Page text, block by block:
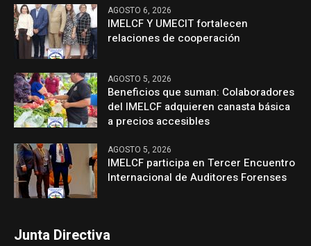
AGOSTO 6, 2026
IMELCF Y UMECIT fortalecen
relaciones de cooperación
AGOSTO 5, 2026
Beneficios que suman: Colaboradores
del IMELCF adquieren canasta básica
a precios accesibles
AGOSTO 5, 2026
IMELCF participa en Tercer Encuentro
Internacional de Auditores Forenses
Junta Directiva